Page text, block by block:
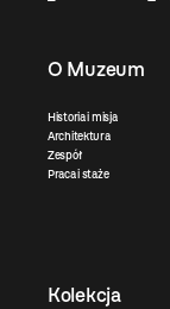
O Muzeum
Historia i misja
Architektura
Zespół
Praca i staże
Kolekcja